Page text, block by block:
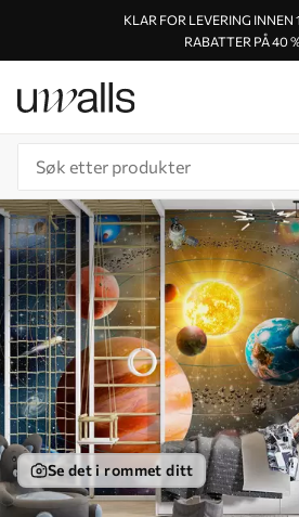
KLAR FOR LEVERING INNEN
RABATTER PÅ 40
Se det i rommet ditt